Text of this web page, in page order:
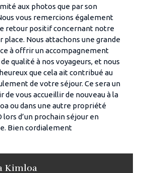
aux photos que par son
vous remercions également
retour positif concernant notre
place. Nous attachons une grande
à offrir un accompagnement
qualité à nos voyageurs, et nous
que cela ait contribué au
de votre séjour. Ce sera un
de vous accueillir de nouveau à la
ou dans une autre propriété
lors d’un prochain séjour en
Bien cordialement
Kimloa